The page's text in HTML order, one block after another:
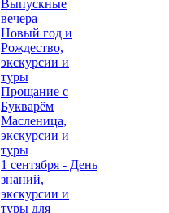
Выпускные
вечера
Новый год и
Рождество,
экскурсии и
туры
Прощание с
Букварём
Масленица,
экскурсии и
туры
1 сентября - День
знаний,
экскурсии и
туры для